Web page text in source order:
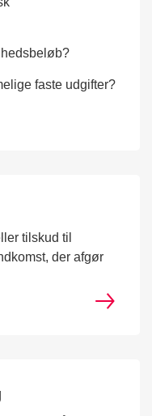
faste udgifter?
tilskud til
der afgør